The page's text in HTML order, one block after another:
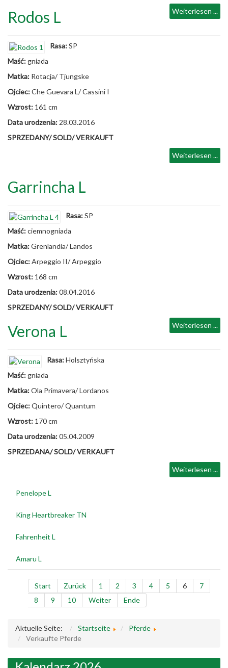
Weiterlesen ...
Rodos L
Rasa:SP
Maść: gniada
Matka: Rotacja/ Tjungske
Ojciec:Che Guevara L/ Cassini I
Wzrost: 161 cm
Data urodzenia: 28.03.2016
SPRZEDANY/ SOLD/ VERKAUFT
Weiterlesen ...
Garrincha L
Rasa:SP
Maść:ciemnogniada
Matka:Grenlandia/ Landos
Ojciec:Arpeggio II/ Arpeggio
Wzrost: 168 cm
Data urodzenia:08.04.2016
SPRZEDANY/ SOLD/ VERKAUFT
Weiterlesen ...
Verona L
Rasa:Holsztyńska
Maść: gniada
Matka:Ola Primavera/ Lordanos
Ojciec:Quintero/ Quantum
Wzrost: 170 cm
Data urodzenia:05.04.2009
SPRZEDANA/ SOLD/ VERKAUFT
Weiterlesen ...
Penelope L
King Heartbreaker TN
Fahrenheit L
Amaru L
Start Zurück 1 2 3 4 5 6
7
8
9 10 Weiter Ende
Aktuelle Seite: Startseite
Pferde
Verkaufte Pferde